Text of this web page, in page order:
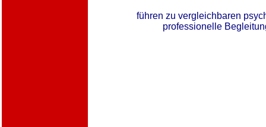
führen zu vergleichbaren
professionelle